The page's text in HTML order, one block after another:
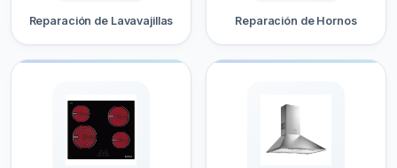
Reparación de Lavavajillas Reparación de Hornos